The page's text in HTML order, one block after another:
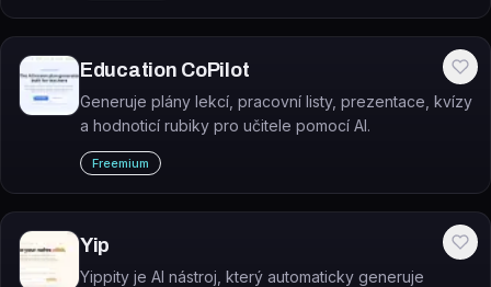
Education CoPilot
Generuje plány lekcí, pracovní listy, prezentace, kvízy
a hodnoticí rubiky pro učitele pomocí AI.
Freemium
Yip
Yippity je AI nástroj, který automaticky generuje